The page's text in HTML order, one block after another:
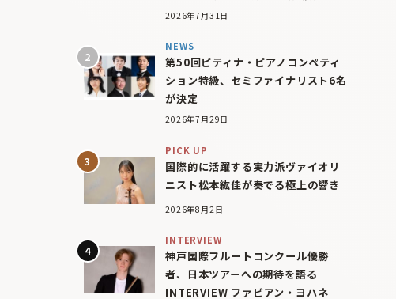
2026年7月31日
NEWS
第50回ピティナ・ピアノコンペティ
ション特級、セミファイナリスト6名
が決定
2026年7月29日
PICK UP
国際的に活躍する実力派ヴァイオリ
ニスト松本紘佳が奏でる極上の響き
2026年8月2日
INTERVIEW
神戸国際フルートコンクール優勝
者、日本ツアーへの期待を語る
INTERVIEW ファビアン・ヨハネ